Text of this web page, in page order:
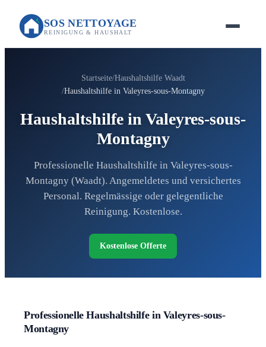
SOS NETTOYAGE
REINIGUNG & HAUSHALT
Startseite Haushaltshilfe Waadt
Haushaltshilfe in Valeyres-sous-Montagny
Haushaltshilfe in Valeyres-sous-
Montagny
Professionelle Haushaltshilfe in Valeyres-sous-
Montagny (Waadt). Angemeldetes und versichertes
Personal. Regelmässige oder gelegentliche
Reinigung. Kostenlose.
Kostenlose Offerte
Professionelle Haushaltshilfe in Valeyres-sous-
Montagny